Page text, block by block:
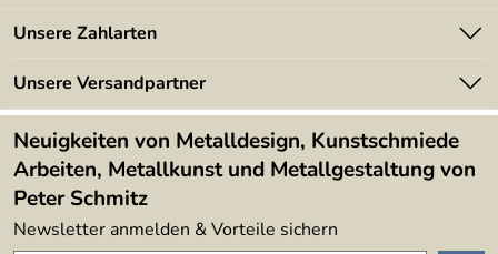
Kundeninformationen
Newsletter
Lieferbedingungen
Angebote
Kundenbewertungen (394)
4,9/5
Unsere Zahlarten
Unsere Versandpartner
Neuigkeiten von Metalldesign, Kunstschmiede
Arbeiten, Metallkunst und Metallgestaltung von
Peter Schmitz
Newsletter anmelden & Vorteile sichern